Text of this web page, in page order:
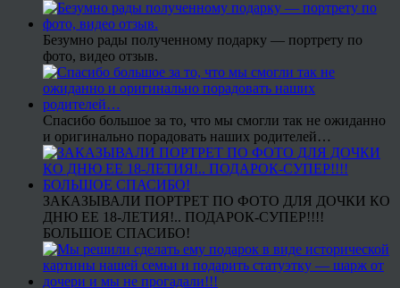
Безумно рады полученному подарку — портрету по
фото, видео отзыв.
Спасибо большое за то, что мы смогли так не ожиданно
и оригинально порадовать наших родителей…
ЗАКАЗЫВАЛИ ПОРТРЕТ ПО ФОТО ДЛЯ ДОЧКИ КО
ДНЮ ЕЕ 18-ЛЕТИЯ!.. ПОДАРОК-СУПЕР!!!!
БОЛЬШОЕ СПАСИБО!